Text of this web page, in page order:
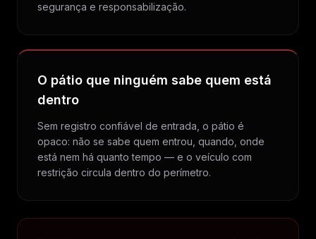
segurança e responsabilização.
O pátio que ninguém sabe quem está
dentro
Sem registro confiável de entrada, o pátio é
opaco: não se sabe quem entrou, quando, onde
está nem há quanto tempo — e o veículo com
restrição circula dentro do perímetro.